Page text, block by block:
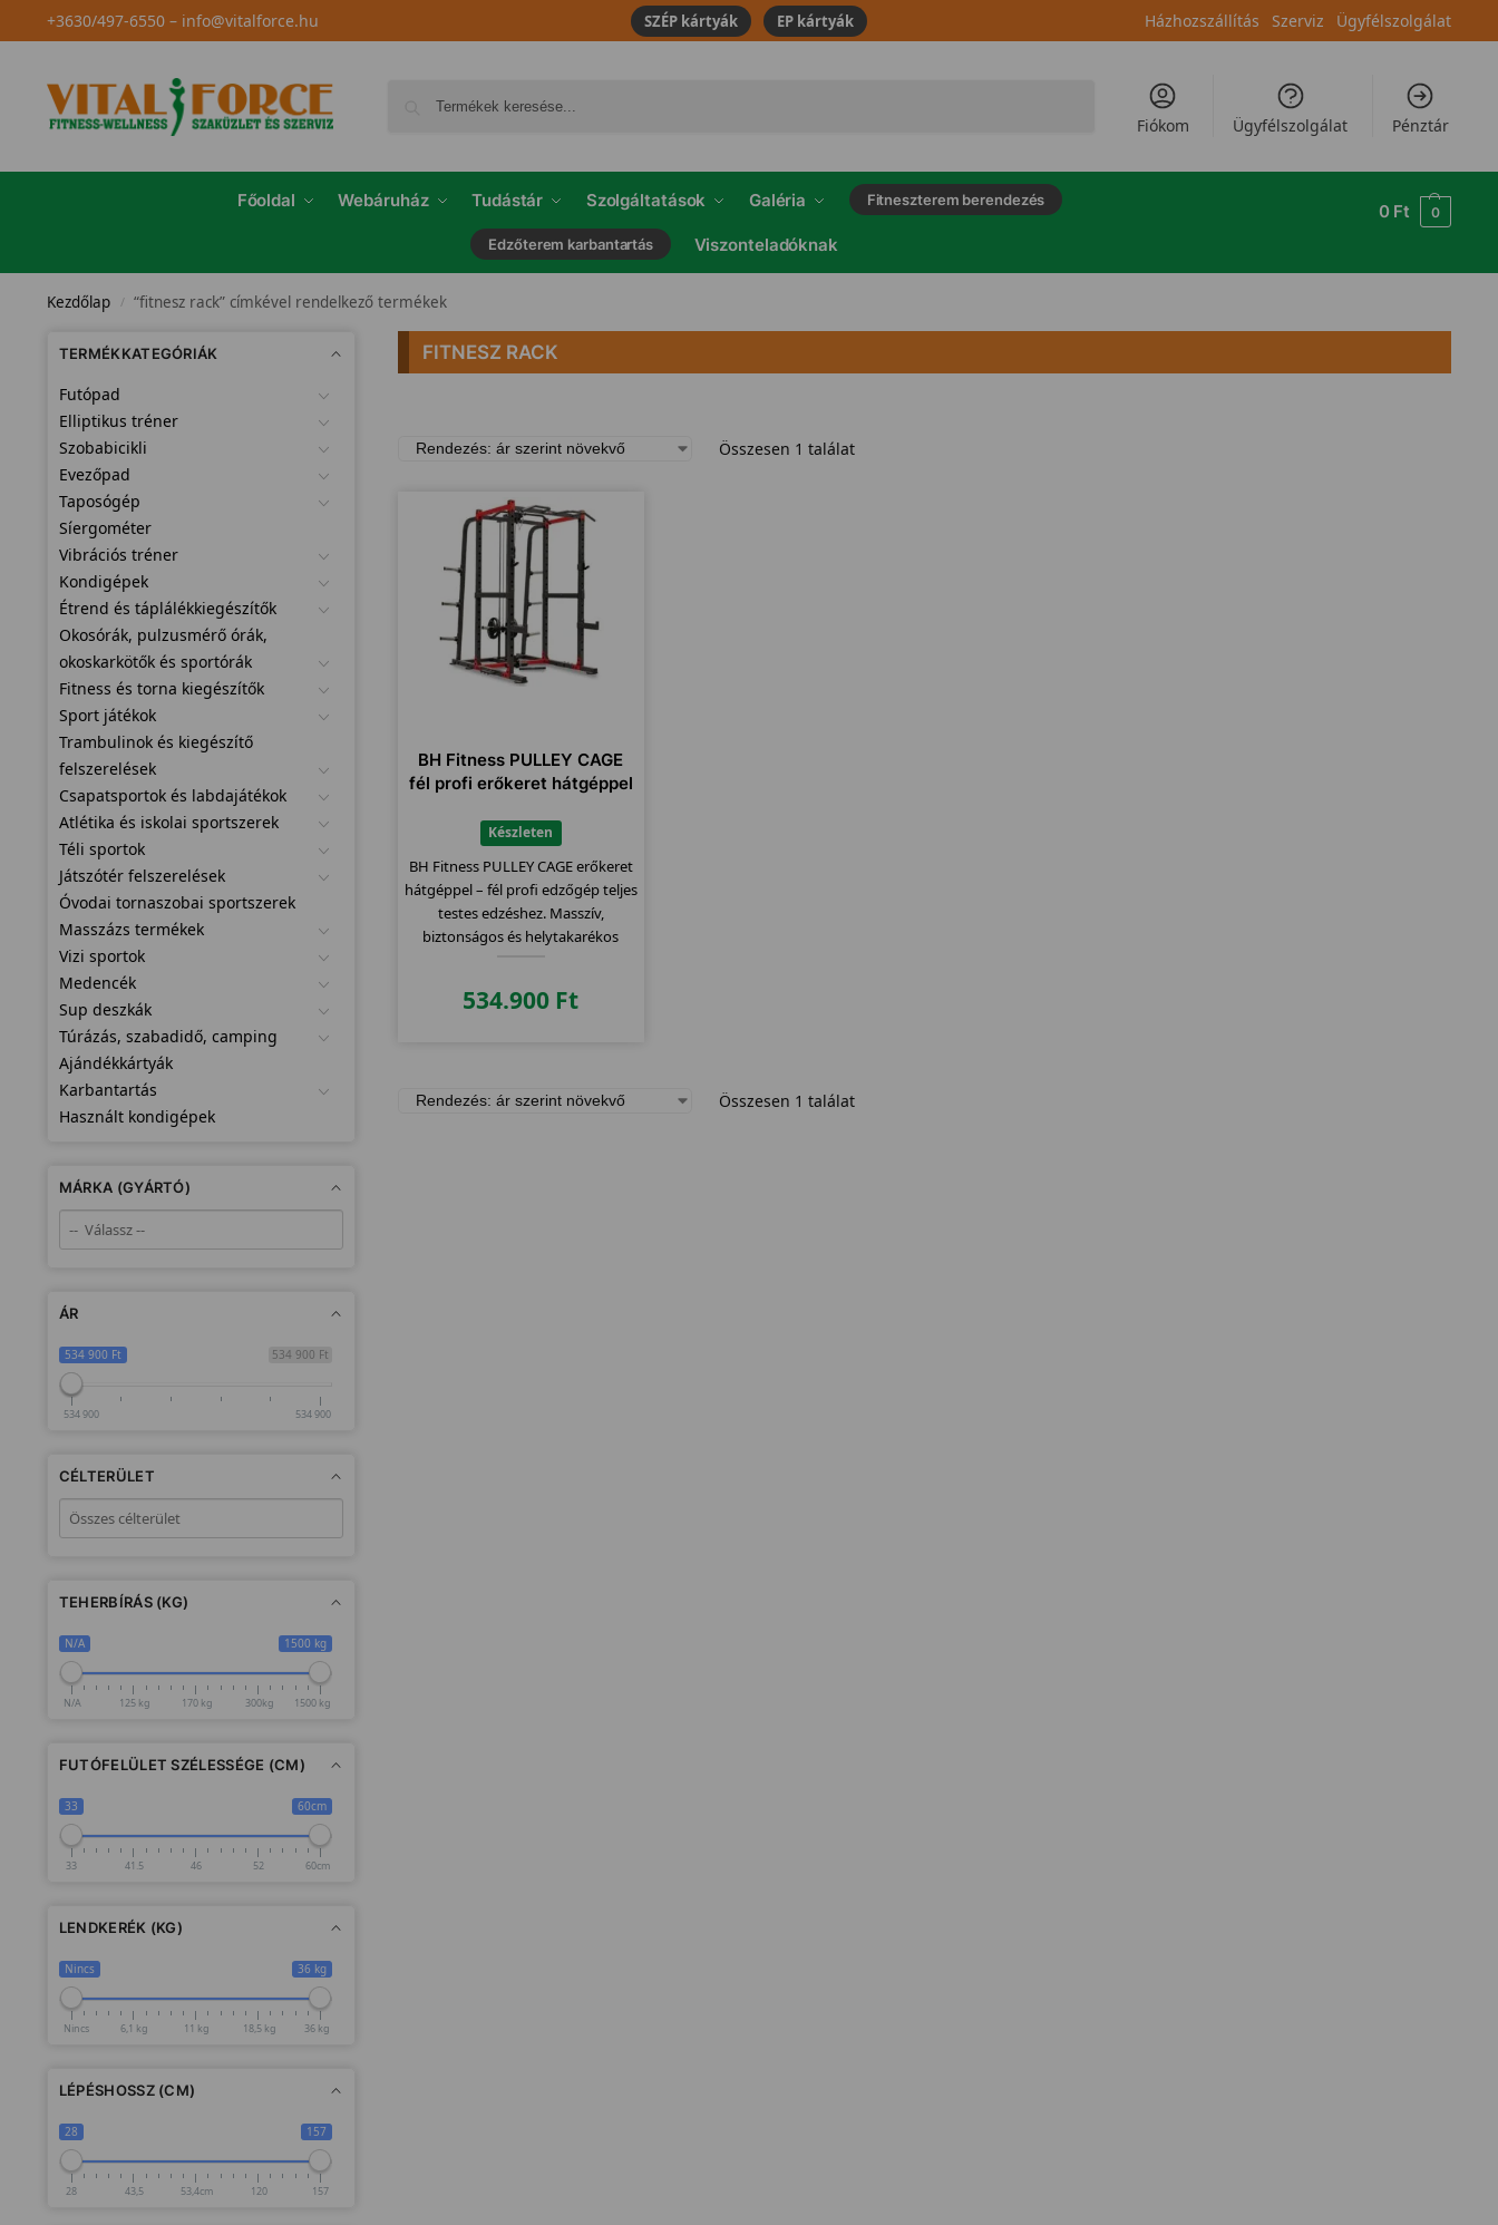
+3630/497-6550– info@vitalforce.hu SZÉP kártyák EP kártyák Házhozszállítás Szerviz Ügyfélszolgálat
Fiókom Ügyfélszolgálat Pénztár
Főoldal Webáruház Tudástár Szolgáltatások Galéria Fitneszterem berendezés
Edzőterem karbantartás Viszonteladóknak
0 Ft 0
Kezdőlap / “fitnesz rack” címkével rendelkező termékek
FITNESZ RACK
Összesen 1 találat
BH Fitness PULLEY CAGE
fél profi erőkeret hátgéppel
Készleten
BH Fitness PULLEY CAGE erőkeret
hátgéppel – fél profi edzőgép teljes
testes edzéshez. Masszív,
biztonságos és helytakarékos
534.900 Ft
Összesen 1 találat
TERMÉKKATEGÓRIÁK
Futópad
Elliptikus tréner
Szobabicikli
Evezőpad
Taposógép
Síergométer
Vibrációs tréner
Kondigépek
Étrend és táplálékkiegészítők
Okosórák, pulzusmérő órák,
okoskarkötők és sportórák
Fitness és torna kiegészítők
Sport játékok
Trambulinok és kiegészítő
felszerelések
Csapatsportok és labdajátékok
Atlétika és iskolai sportszerek
Téli sportok
Játszótér felszerelések
Óvodai tornaszobai sportszerek
Masszázs termékek
Vizi sportok
Medencék
Sup deszkák
Túrázás, szabadidő, camping
Ajándékkártyák
Karbantartás
Használt kondigépek
MÁRKA (GYÁRTÓ)
ÁR
534 900 Ft
534 900 Ft
534 900 534 900
CÉLTERÜLET
TEHERBÍRÁS (KG)
N/A 1500 kg
N/A 125 kg 170 kg 300kg 1500 kg
FUTÓFELÜLET SZÉLESSÉGE (CM)
33 60cm
33 41.5 46 52 60cm
LENDKERÉK (KG)
Nincs 36 kg
Nincs 6,1 kg 11 kg 18,5 kg 36 kg
LÉPÉSHOSSZ (CM)
28 157
28 43,5 53,4cm 120 157